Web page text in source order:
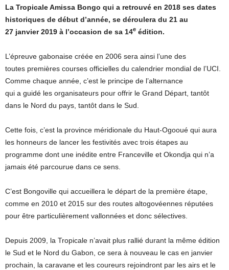
La Tropicale Amissa Bongo qui a retrouvé en 2018 ses dates
historiques de début d’année, se déroulera du 21 au
27 janvier 2019 à l’occasion de sa 14e édition.
L’épreuve gabonaise créée en 2006 sera ainsi l’une des
toutes premières courses officielles du calendrier mondial de l’UCI.
Comme chaque année, c’est le principe de l’alternance
qui a guidé les organisateurs pour offrir le Grand Départ, tantôt
dans le Nord du pays, tantôt dans le Sud.
Cette fois, c’est la province méridionale du Haut-Ogooué qui aura
les honneurs de lancer les festivités avec trois étapes au
programme dont une inédite entre Franceville et Okondja qui n’a
jamais été parcourue dans ce sens.
C’est Bongoville qui accueillera le départ de la première étape,
comme en 2010 et 2015 sur des routes altogovéennes réputées
pour être particulièrement vallonnées et donc sélectives.
Depuis 2009, la Tropicale n’avait plus rallié durant la même édition
le Sud et le Nord du Gabon, ce sera à nouveau le cas en janvier
prochain, la caravane et les coureurs rejoindront par les airs et le